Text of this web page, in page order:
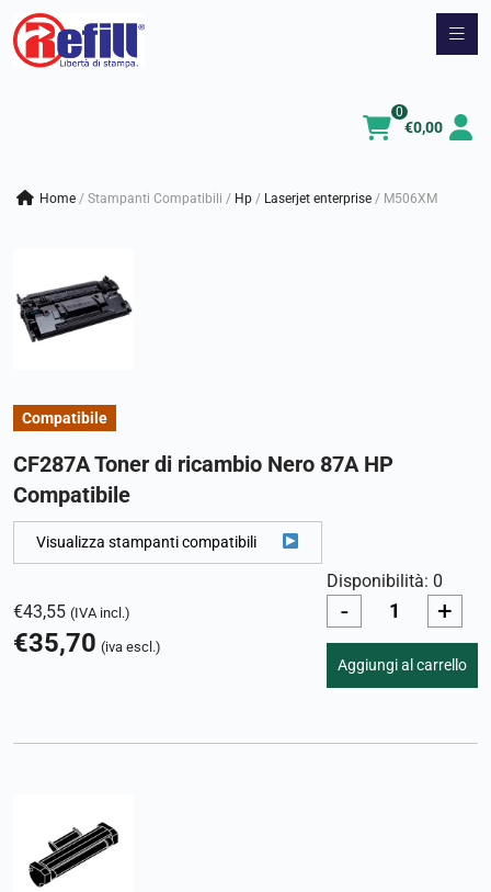
Vai
€0,00
0
Home / Stampanti Compatibili / hp / laserjet enterprise / M506XM
Compatibile
CF287A Toner di ricambio Nero 87A HP
Compatibile
Visualizza stampanti compatibili
€43,55 (IVA incl.)
€35,70 (iva escl.)
Disponibilità: 0
- +
Aggiungi al carrello